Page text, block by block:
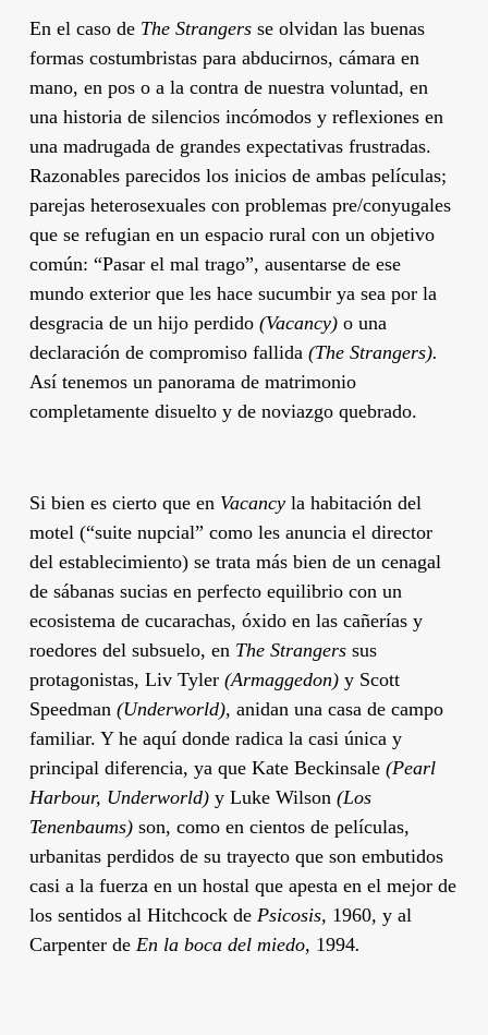
En el caso de The Strangersse olvidan las buenas
formas costumbristas para abducirnos, cámara en
mano, en pos o a la contra de nuestra voluntad, en
una historia de silencios incómodos y reflexiones en
una madrugada de grandes expectativas frustradas.
Razonables parecidos los inicios de ambas películas;
parejas heterosexuales con problemas pre/conyugales
que se refugian en un espacio rural con un objetivo
común: “Pasar el mal trago”, ausentarse de ese
mundo exterior que les hace sucumbir ya sea por la
desgracia de un hijo perdido (Vacancy)o una
declaración de compromiso fallida (The Strangers).
Así tenemos un panorama de matrimonio
completamente disuelto y de noviazgo quebrado.
Si bien es cierto que en Vacancy la habitación del
motel (“suite nupcial” como les anuncia el director
del establecimiento) se trata más bien de un cenagal
de sábanas sucias en perfecto equilibrio con un
ecosistema de cucarachas, óxido en las cañerías y
roedores del subsuelo, en The Strangers sus
protagonistas, Liv Tyler (Armaggedon)y Scott
Speedman (Underworld), anidan una casa de campo
familiar. Y he aquí donde radica la casi única y
principal diferencia, ya que Kate Beckinsale (Pearl
Harbour, Underworld)y Luke Wilson (Los
Tenenbaums)son, como en cientos de películas,
urbanitas perdidos de su trayecto que son embutidos
casi a la fuerza en un hostal que apesta en el mejor de
los sentidos alHitchcockdePsicosis, 1960, y al
Carpenterde En la boca del miedo, 1994.